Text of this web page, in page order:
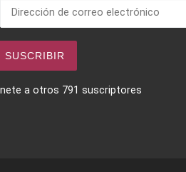
de correo electrónico
SUSCRIBIR
a otros 791 suscriptores